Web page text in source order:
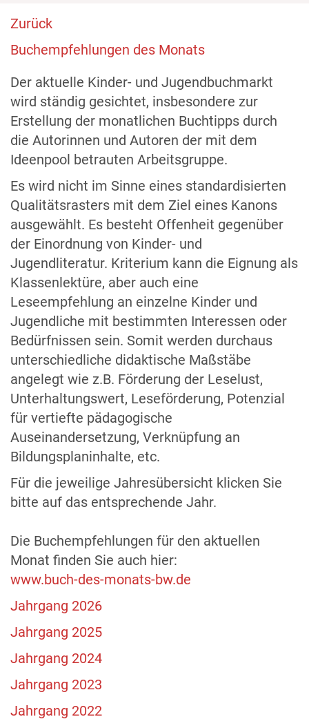
Zurück
Buchempfehlungen des Monats
Der aktuelle Kinder- und Jugendbuchmarkt
wird ständig gesichtet, insbesondere zur
Erstellung der monatlichen Buchtipps durch
die Autorinnen und Autoren der mit dem
Ideenpool betrauten Arbeitsgruppe.
Es wird nicht im Sinne eines standardisierten
Qualitätsrasters mit dem Ziel eines Kanons
ausgewählt. Es besteht Offenheit gegenüber
der Einordnung von Kinder- und
Jugendliteratur. Kriterium kann die Eignung als
Klassenlektüre, aber auch eine
Leseempfehlung an einzelne Kinder und
Jugendliche mit bestimmten Interessen oder
Bedürfnissen sein. Somit werden durchaus
unterschiedliche didaktische Maßstäbe
angelegt wie z.B. Förderung der Leselust,
Unterhaltungswert, Leseförderung, Potenzial
für vertiefte pädagogische
Auseinandersetzung, Verknüpfung an
Bildungsplaninhalte, etc.
Für die jeweilige Jahresübersicht klicken Sie
bitte auf das entsprechende Jahr.
Die Buchempfehlungen für den aktuellen
Monat finden Sie auch hier:
www.buch-des-monats-bw.de
Jahrgang 2026
Jahrgang 2025
Jahrgang 2024
Jahrgang 2023
Jahrgang 2022